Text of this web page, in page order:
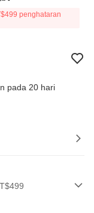
penghataran
pada 20 hari